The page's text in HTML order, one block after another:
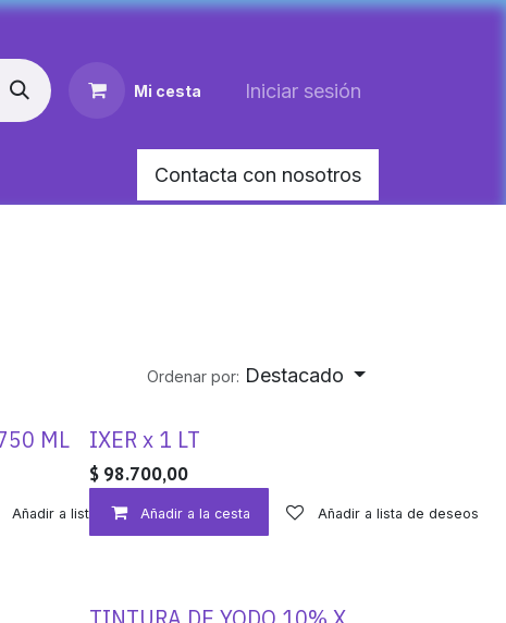
Mi cesta Iniciar sesión
MEDIANO PARA PERRO HEMOLITAN X 60
Contacta con nosotros
Ordenar por: Destacado
ML
Añadir a lista de deseos
IXER x 1 LT
$ 98.700,00
Añadir a la cesta Añadir a lista de deseos